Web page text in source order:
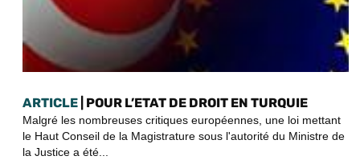
ARTICLE | POUR L’ETAT DE DROIT EN TURQUIE
Malgré les nombreuses critiques européennes, une loi mettant
le Haut Conseil de la Magistrature sous l'autorité du Ministre de
la Justice a été...